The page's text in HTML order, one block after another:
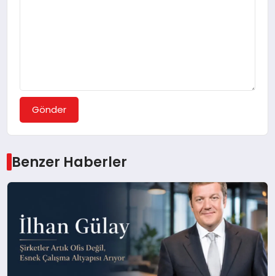
Gönder
Benzer Haberler